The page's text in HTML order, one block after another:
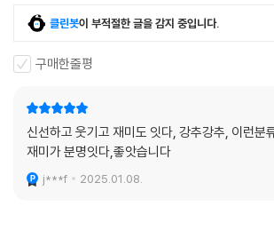
클린봇이 부적절한 글을 감지 중입니다.
구매한줄평
신선하고 웃기고 재미도 잇다, 강추강추, 이런분
재미가 분명잇다,좋앗습니다
j***f 2025.01.08.